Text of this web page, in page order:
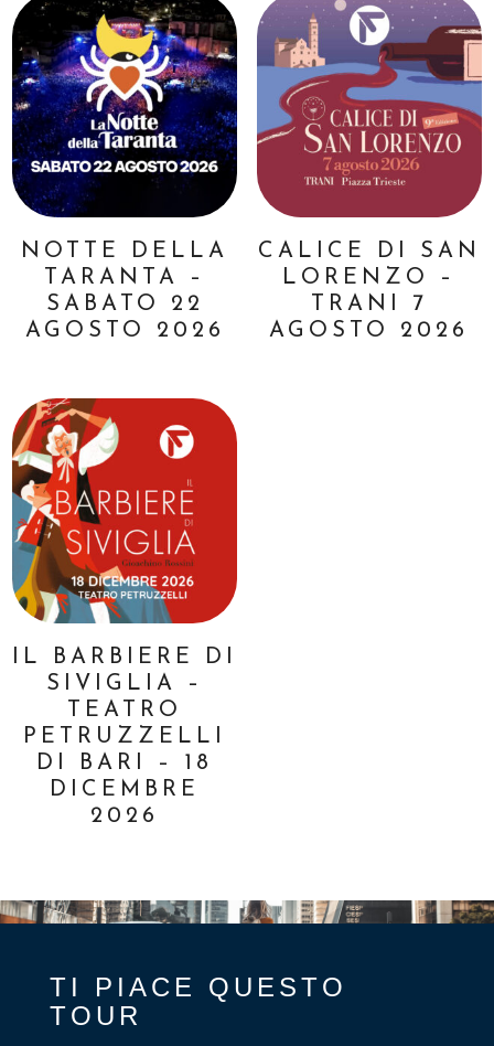
NOTTE DELLA
TARANTA –
SABATO 22
AGOSTO 2026
CALICE DI SAN
LORENZO –
TRANI 7
AGOSTO 2026
IL BARBIERE DI
SIVIGLIA –
TEATRO
PETRUZZELLI
DI BARI – 18
DICEMBRE
2026
TI PIACE QUESTO
TOUR